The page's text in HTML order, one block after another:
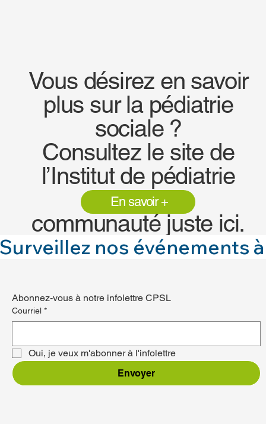
Abonnez-vous à notre infolettre CPSL
Courriel *
Oui, je veux m'abonner à l'infolettre
Envoyer
Vous désirez en savoir
plus sur la pédiatrie
sociale ?
Consultez le site de
l’Institut de pédiatrie
sociale en
communauté juste ici.
En savoir +
nos événements